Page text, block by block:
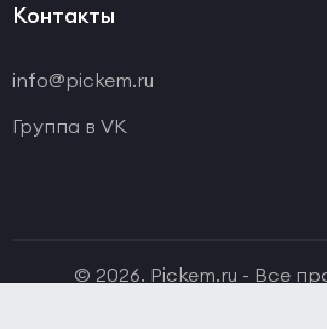
Контакты
info@pickem.ru
Группа в VK
© 2026. Pickem.ru - Все